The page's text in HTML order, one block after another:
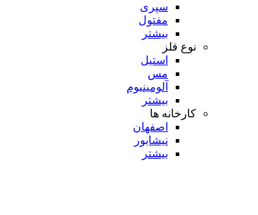
سپری
مفتول
بیشتر
نوع فلز
استیل
مس
آلومینیوم
بیشتر
کارخانه ها
اصفهان
نیشابور
بیشتر